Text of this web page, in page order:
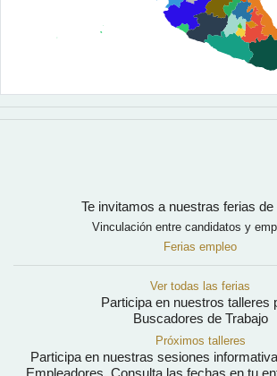
Te invitamos a nuestras ferias de
Vinculación entre candidatos y
Ferias empleo
Ver todas las ferias
Participa en nuestros talleres
Buscadores de Trabajo
Próximos talleres
Participa en nuestras sesiones